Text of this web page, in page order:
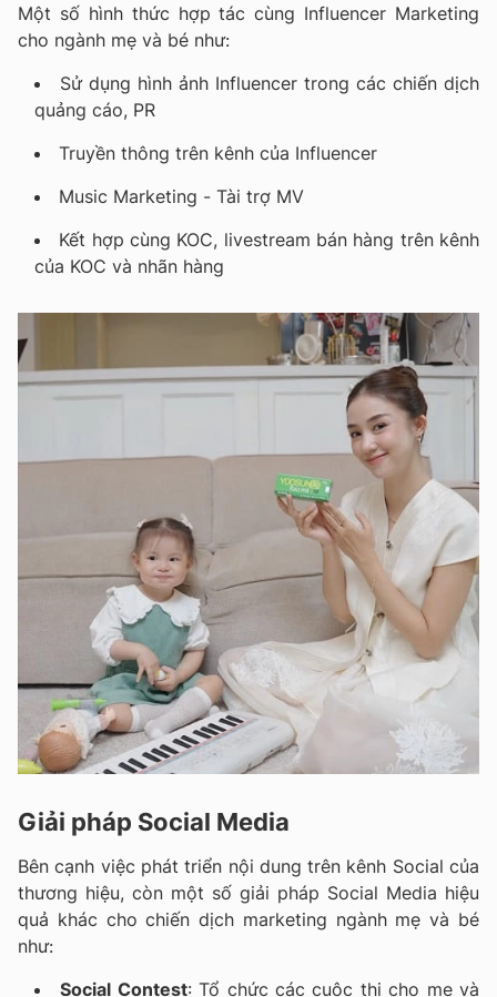
Một số hình thức hợp tác cùng Influencer Marketing
cho ngành mẹ và bé như:
Sử dụng hình ảnh Influencer trong các chiến dịch
quảng cáo, PR
Truyền thông trên kênh của Influencer
Music Marketing - Tài trợ MV
Kết hợp cùng KOC, livestream bán hàng trên kênh
của KOC và nhãn hàng
Giải pháp Social Media
Bên cạnh việc phát triển nội dung trên kênh Social của
thương hiệu, còn một số giải pháp Social Media hiệu
quả khác cho chiến dịch marketing ngành mẹ và bé
như:
Social Contest: Tổ chức các cuộc thi cho mẹ và